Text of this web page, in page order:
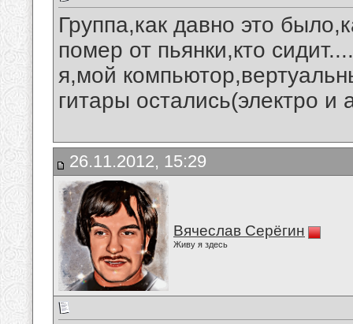
Группа,как давно это
помер от пьянки,кто
я,мой
гитары остались(электро
26.11.2012, 15:29
Вячеслав Серёгин
Живу я здесь